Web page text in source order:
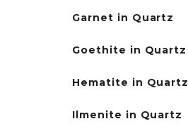
Garnet in Quartz
Goethite in Quartz
Hematite in Quartz
Ilmenite in Quartz